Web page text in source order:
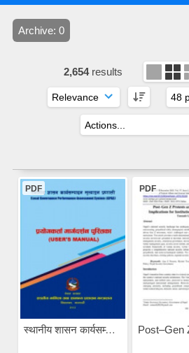
Archive: 0
2,654 results
PDF
स्थानीय शासन कार्यसम्पादन...
PDF